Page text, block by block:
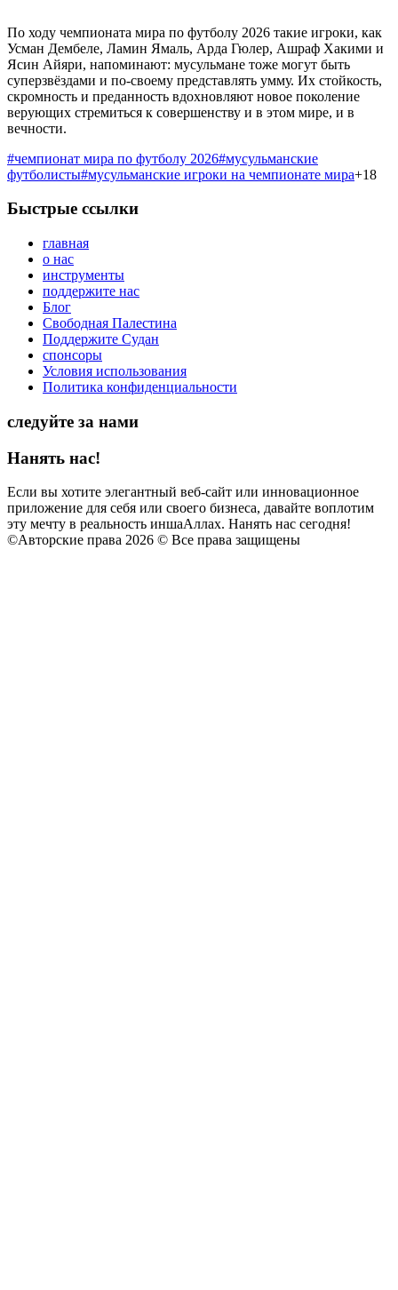
По ходу чемпионата мира по футболу 2026 такие игроки, как
Усман Дембеле, Ламин Ямаль, Арда Гюлер, Ашраф Хакими и
Ясин Айяри, напоминают: мусульмане тоже могут быть
суперзвёздами и по-своему представлять умму. Их стойкость,
скромность и преданность вдохновляют новое поколение
верующих стремиться к совершенству и в этом мире, и в
вечности.
#чемпионат мира по футболу 2026#мусульманские
футболисты#мусульманские игроки на чемпионате мира+18
Быстрые ссылки
главная
о нас
инструменты
поддержите нас
Блог
Свободная Палестина
Поддержите Судан
спонсоры
Условия использования
Политика конфиденциальности
следуйте за нами
Нанять нас!
Если вы хотите элегантный веб-сайт или инновационное
приложение для себя или своего бизнеса, давайте воплотим
эту мечту в реальность иншаАллах. Нанять нас сегодня!
©Авторские права 2026 © Все права защищены